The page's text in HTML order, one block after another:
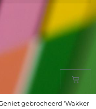
gebrocheerd ‘Wakker